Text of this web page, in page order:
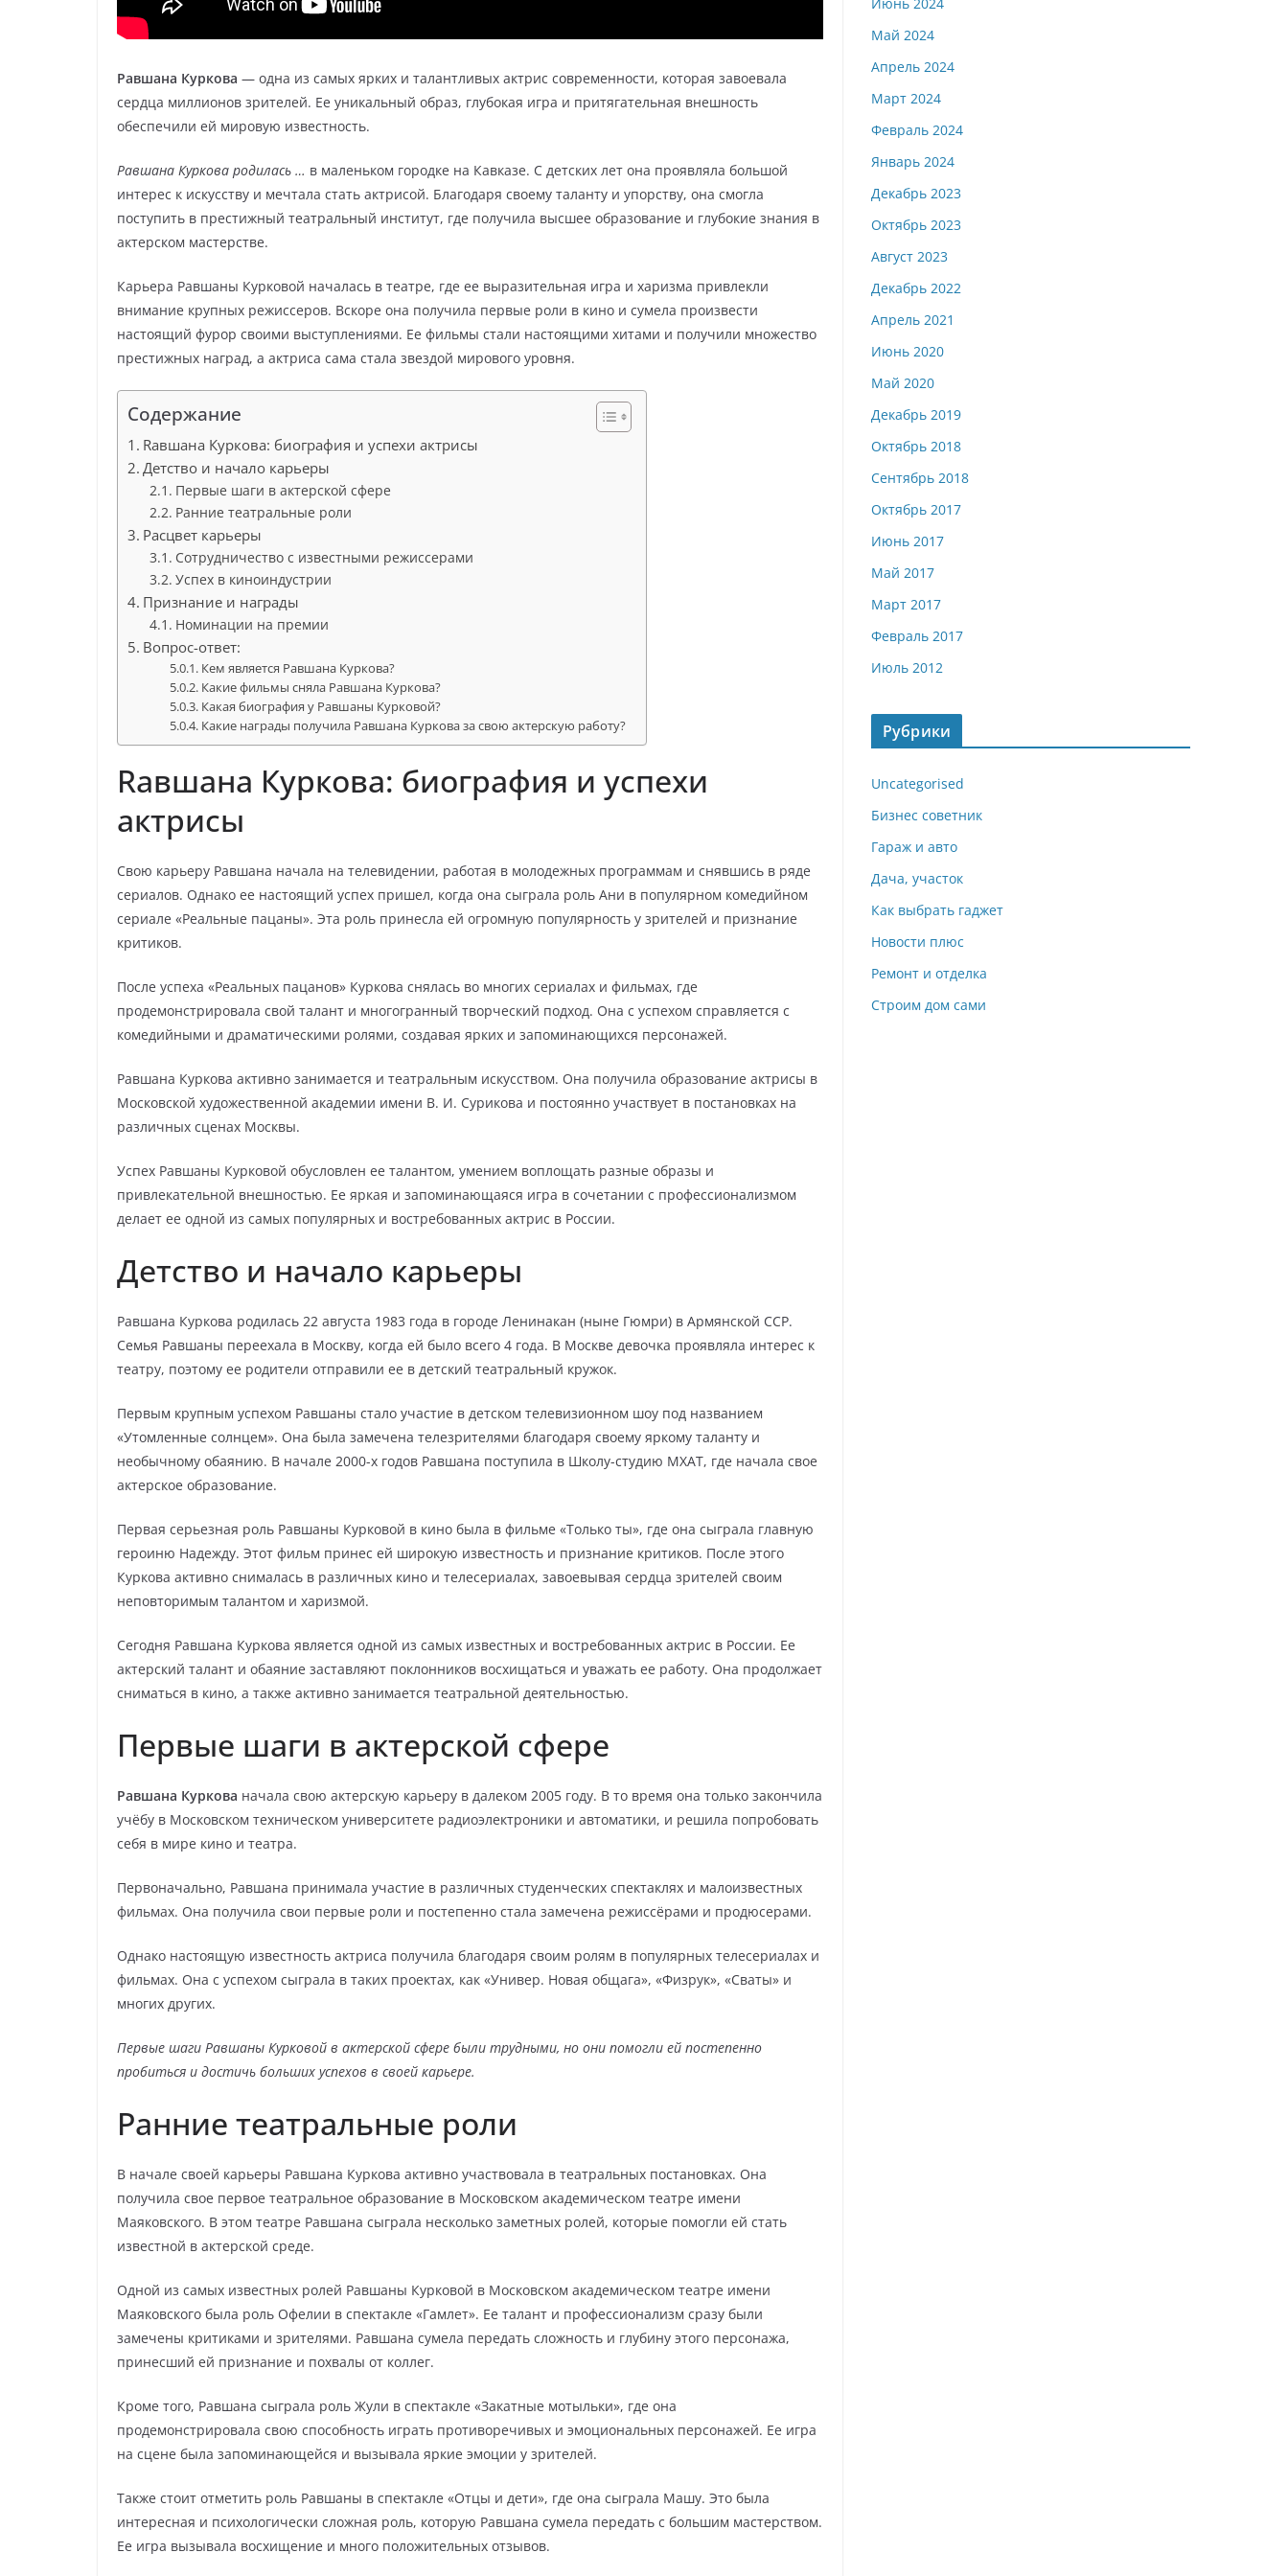
Равшана Куркова — одна из самых ярких и талантливых актрис современности, которая завоевала
сердца миллионов зрителей. Ее уникальный образ, глубокая игра и притягательная внешность
обеспечили ей мировую известность.
Равшана Куркова родилась … в маленьком городке на Кавказе. С детских лет она проявляла большой
интерес к искусству и мечтала стать актрисой. Благодаря своему таланту и упорству, она смогла
поступить в престижный театральный институт, где получила высшее образование и глубокие знания в
актерском мастерстве.
Карьера Равшаны Курковой началась в театре, где ее выразительная игра и харизма привлекли
внимание крупных режиссеров. Вскоре она получила первые роли в кино и сумела произвести
настоящий фурор своими выступлениями. Ее фильмы стали настоящими хитами и получили множество
престижных наград, а актриса сама стала звездой мирового уровня.
Содержание
Rавшана Куркова: биография и успехи актрисы
Детство и начало карьеры
Первые шаги в актерской сфере
Ранние театральные роли
Расцвет карьеры
Сотрудничество с известными режиссерами
Успех в киноиндустрии
Признание и награды
Номинации на премии
Вопрос-ответ:
Кем является Равшана Куркова?
Какие фильмы сняла Равшана Куркова?
Какая биография у Равшаны Курковой?
Какие награды получила Равшана Куркова за свою актерскую работу?
Rавшана Куркова: биография и успехи
актрисы
Свою карьеру Равшана начала на телевидении, работая в молодежных программам и снявшись в ряде
сериалов. Однако ее настоящий успех пришел, когда она сыграла роль Ани в популярном комедийном
сериале «Реальные пацаны». Эта роль принесла ей огромную популярность у зрителей и признание
критиков.
После успеха «Реальных пацанов» Куркова снялась во многих сериалах и фильмах, где
продемонстрировала свой талант и многогранный творческий подход. Она с успехом справляется с
комедийными и драматическими ролями, создавая ярких и запоминающихся персонажей.
Равшана Куркова активно занимается и театральным искусством. Она получила образование актрисы в
Московской художественной академии имени В. И. Сурикова и постоянно участвует в постановках на
различных сценах Москвы.
Успех Равшаны Курковой обусловлен ее талантом, умением воплощать разные образы и
привлекательной внешностью. Ее яркая и запоминающаяся игра в сочетании с профессионализмом
делает ее одной из самых популярных и востребованных актрис в России.
Детство и начало карьеры
Равшана Куркова родилась 22 августа 1983 года в городе Ленинакан (ныне Гюмри) в Армянской ССР.
Семья Равшаны переехала в Москву, когда ей было всего 4 года. В Москве девочка проявляла интерес к
театру, поэтому ее родители отправили ее в детский театральный кружок.
Первым крупным успехом Равшаны стало участие в детском телевизионном шоу под названием
«Утомленные солнцем». Она была замечена телезрителями благодаря своему яркому таланту и
необычному обаянию. В начале 2000-х годов Равшана поступила в Школу-студию МХАТ, где начала свое
актерское образование.
Первая серьезная роль Равшаны Курковой в кино была в фильме «Только ты», где она сыграла главную
героиню Надежду. Этот фильм принес ей широкую известность и признание критиков. После этого
Куркова активно снималась в различных кино и телесериалах, завоевывая сердца зрителей своим
неповторимым талантом и харизмой.
Сегодня Равшана Куркова является одной из самых известных и востребованных актрис в России. Ее
актерский талант и обаяние заставляют поклонников восхищаться и уважать ее работу. Она продолжает
сниматься в кино, а также активно занимается театральной деятельностью.
Первые шаги в актерской сфере
Равшана Куркова начала свою актерскую карьеру в далеком 2005 году. В то время она только закончила
учёбу в Московском техническом университете радиоэлектроники и автоматики, и решила попробовать
себя в мире кино и театра.
Первоначально, Равшана принимала участие в различных студенческих спектаклях и малоизвестных
фильмах. Она получила свои первые роли и постепенно стала замечена режиссёрами и продюсерами.
Однако настоящую известность актриса получила благодаря своим ролям в популярных телесериалах и
фильмах. Она с успехом сыграла в таких проектах, как «Универ. Новая общага», «Физрук», «Сваты» и
многих других.
Первые шаги Равшаны Курковой в актерской сфере были трудными, но они помогли ей постепенно
пробиться и достичь больших успехов в своей карьере.
Ранние театральные роли
В начале своей карьеры Равшана Куркова активно участвовала в театральных постановках. Она
получила свое первое театральное образование в Московском академическом театре имени
Маяковского. В этом театре Равшана сыграла несколько заметных ролей, которые помогли ей стать
известной в актерской среде.
Одной из самых известных ролей Равшаны Курковой в Московском академическом театре имени
Маяковского была роль Офелии в спектакле «Гамлет». Ее талант и профессионализм сразу были
замечены критиками и зрителями. Равшана сумела передать сложность и глубину этого персонажа,
принесший ей признание и похвалы от коллег.
Кроме того, Равшана сыграла роль Жули в спектакле «Закатные мотыльки», где она
продемонстрировала свою способность играть противоречивых и эмоциональных персонажей. Ее игра
на сцене была запоминающейся и вызывала яркие эмоции у зрителей.
Также стоит отметить роль Равшаны в спектакле «Отцы и дети», где она сыграла Машу. Это была
интересная и психологически сложная роль, которую Равшана сумела передать с большим мастерством.
Ее игра вызывала восхищение и много положительных отзывов.
Май 2024
Апрель 2024
Март 2024
Февраль 2024
Январь 2024
Декабрь 2023
Октябрь 2023
Август 2023
Декабрь 2022
Апрель 2021
Июнь 2020
Май 2020
Декабрь 2019
Октябрь 2018
Сентябрь 2018
Октябрь 2017
Июнь 2017
Май 2017
Март 2017
Февраль 2017
Июль 2012
Рубрики
Uncategorised
Бизнес советник
Гараж и авто
Дача, участок
Как выбрать гаджет
Новости плюс
Ремонт и отделка
Строим дом сами